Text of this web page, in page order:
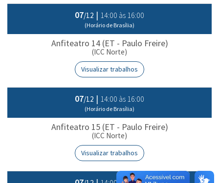
07/12 | 14:00 às 16:00
(Horário de Brasília)
Anfiteatro 14 (ET - Paulo Freire)
(ICC Norte)
Visualizar trabalhos
07/12 | 14:00 às 16:00
(Horário de Brasília)
Anfiteatro 15 (ET - Paulo Freire)
(ICC Norte)
Visualizar trabalhos